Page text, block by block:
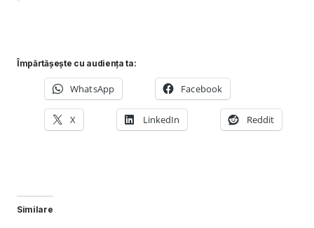
Împărtășește cu audiența ta:
WhatsApp Facebook
X LinkedIn Reddit
Similare